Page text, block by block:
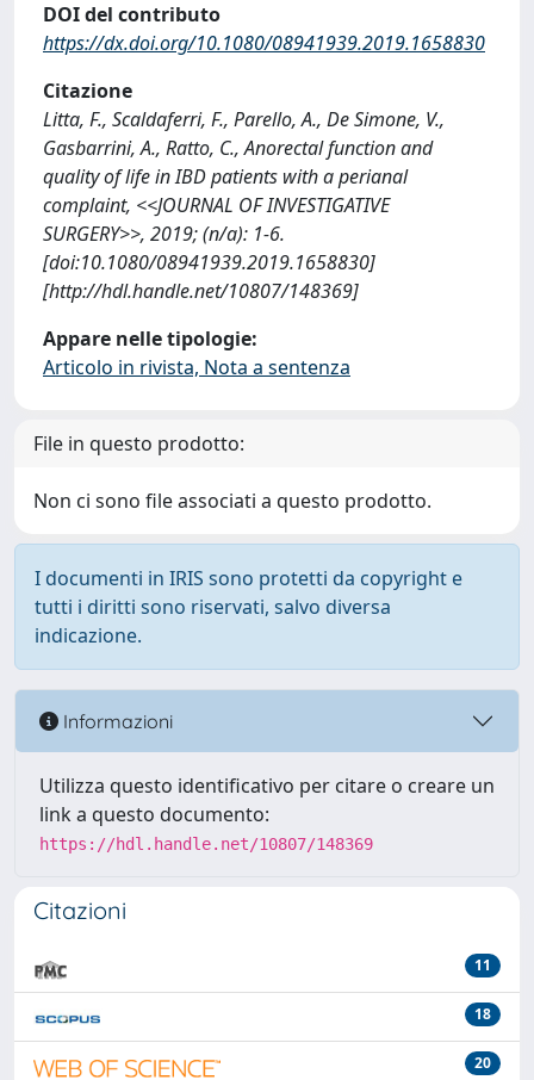
DOI del contributo
https://dx.doi.org/10.1080/08941939.2019.1658830
Citazione
Litta, F., Scaldaferri, F., Parello, A., De Simone, V.,
Gasbarrini, A., Ratto, C., Anorectal function and
quality of life in IBD patients with a perianal
complaint, <<JOURNAL OF INVESTIGATIVE
SURGERY>>, 2019; (n/a): 1-6.
[doi:10.1080/08941939.2019.1658830]
[http://hdl.handle.net/10807/148369]
Appare nelle tipologie:
Articolo in rivista, Nota a sentenza
File in questo prodotto:
Non ci sono file associati a questo prodotto.
I documenti in IRIS sono protetti da copyright e
tutti i diritti sono riservati, salvo diversa
indicazione.
Informazioni
Utilizza questo identificativo per citare o creare un
link a questo documento:
https://hdl.handle.net/10807/148369
Citazioni
11
18
20